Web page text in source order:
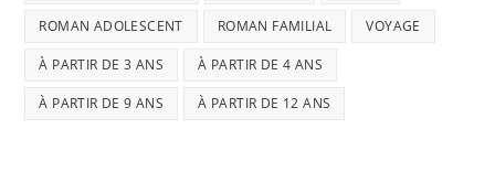
ROMAN ADOLESCENT ROMAN FAMILIAL VOYAGE
À PARTIR DE 3 ANS À PARTIR DE 4 ANS
À PARTIR DE 9 ANS À PARTIR DE 12 ANS